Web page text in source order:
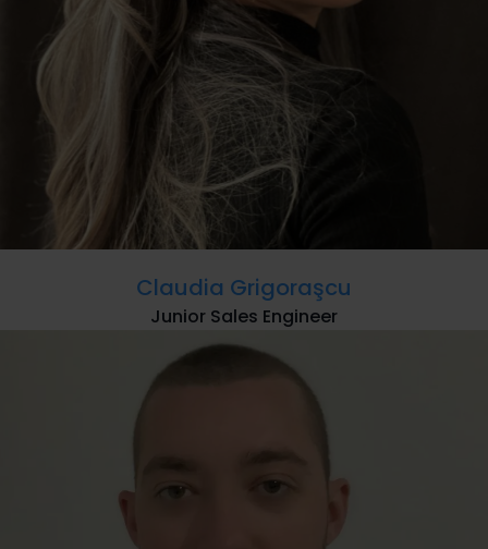
Claudia Grigoraşcu
Junior Sales Engineer